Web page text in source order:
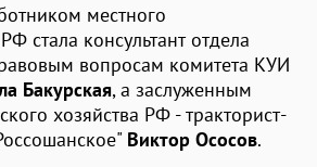
местного
стала консультант отдела
вопросам комитета КУИ
Бакурская, а заслуженным
хозяйства РФ - тракторист-
Виктор Ососов.